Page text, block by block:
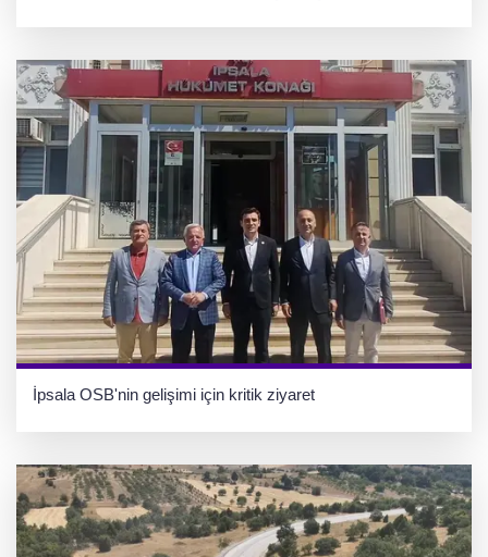
İpsala OSB'nin gelişimi için kritik ziyaret